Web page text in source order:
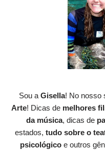
Sou a Gisella! No nosso
Arte! Dicas de melhores
da música, dicas de
estados, tudo sobre o
psicológico e outros